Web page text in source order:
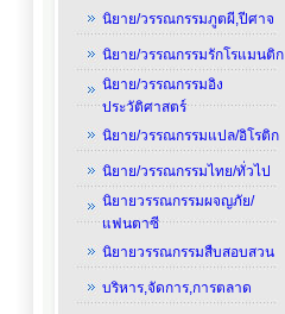
นิยาย/วรรณกรรมภูตผี,ปีศาจ
นิยาย/วรรณกรรมรักโรแมนติก
นิยาย/วรรณกรรมอิง
ประวัติศาสตร์
นิยาย/วรรณกรรมแปล/อิโรติก
นิยาย/วรรณกรรมไทย/ทั่วไป
นิยายวรรณกรรมผจญภัย/
แฟนตาซี
นิยายวรรณกรรมสืบสอบสวน
บริหาร,จัดการ,การตลาด